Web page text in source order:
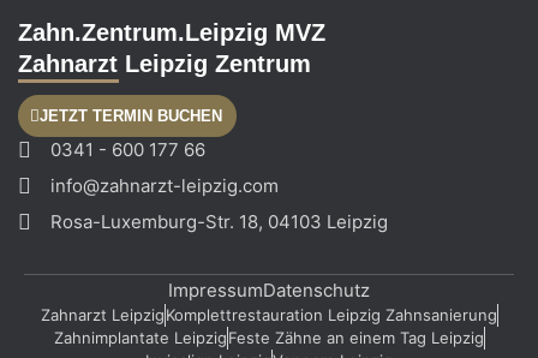
Zahn.Zentrum.Leipzig MVZ
Zahnarzt Leipzig Zentrum
JETZT TERMIN BUCHEN
0341 - 600 177 66
info@zahnarzt-leipzig.com
Rosa-Luxemburg-Str. 18, 04103 Leipzig
ImpressumDatenschutz
Zahnarzt LeipzigKomplettrestauration Leipzig Zahnsanierung
Zahnimplantate LeipzigFeste Zähne an einem Tag Leipzig